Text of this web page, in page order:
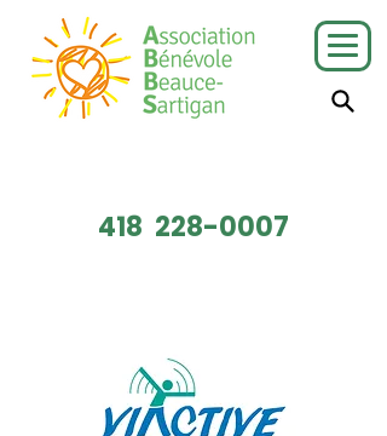
418 228-0007